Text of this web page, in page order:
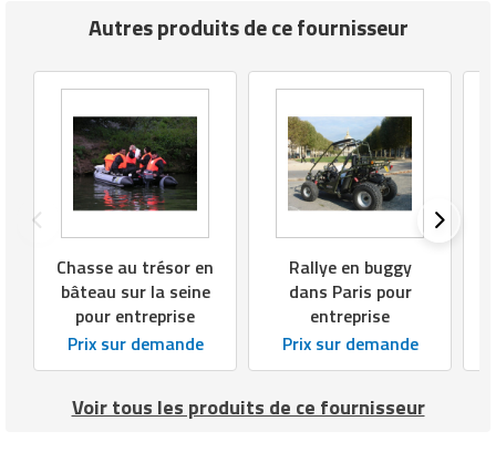
Autres produits de ce fournisseur
Chasse au trésor en
bâteau sur la seine
pour entreprise
Prix sur demande
Rallye en buggy
dans Paris pour
entreprise
Prix sur demande
Voir tous les produits de ce fournisseur